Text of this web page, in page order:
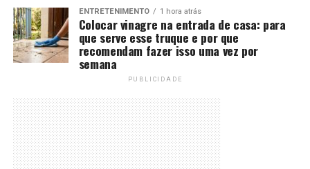
ENTRETENIMENTO 1 hora atrás
Colocar vinagre na entrada de casa: para
que serve esse truque e por que
recomendam fazer isso uma vez por
semana
PUBLICIDADE